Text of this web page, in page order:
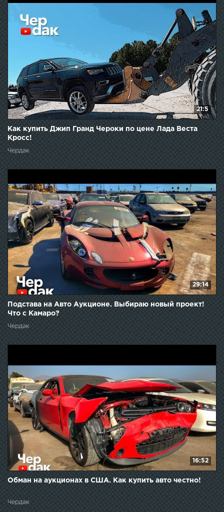
21:5
Как купить Джип Гранд Чероки по цене Лада Веста
Кросс!
Чердак
29:14
Подстава на Авто Аукционе. Выбираю новый проект!
Что с Камаро?
Чердак
16:52
Обман на аукционах в США. Как купить авто честно!
Чердак